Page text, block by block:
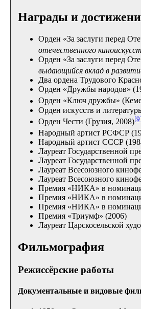
Награды и
Орден «За заслуги перед
отечественного
Орден «За заслуги перед
выдающийся вклад в
Два ордена Трудового
Орден «Дружбы народов»
Орден «Ключ дружбы»
Орден искусств и
Орден Чести (Грузия, 2008)
Народный артист РСФСР
Народный артист СССР
Лауреат Государственной
Лауреат Государственной
Лауреат Всесоюзного
Лауреат Всесоюзного
Премия «НИКА» в
Премия «НИКА» в
Премия «НИКА» в
Премия «Триумф» (2006)
Лауреат Царскосельской
Фильмография
Режиссёрские работы
Документальные и видовые